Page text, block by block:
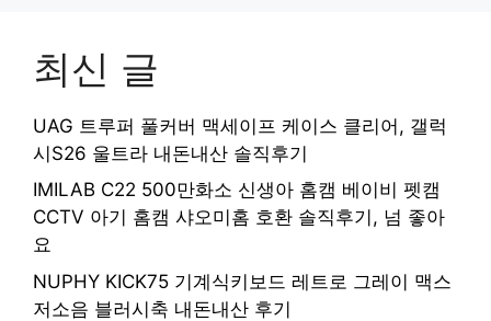
최신 글
UAG 트루퍼 풀커버 맥세이프 케이스 클리어, 갤럭
시S26 울트라 내돈내산 솔직후기
IMILAB C22 500만화소 신생아 홈캠 베이비 펫캠
CCTV 아기 홈캠 샤오미홈 호환 솔직후기, 넘 좋아
요
NUPHY KICK75 기계식키보드 레트로 그레이 맥스
저소음 블러시축 내돈내산 후기